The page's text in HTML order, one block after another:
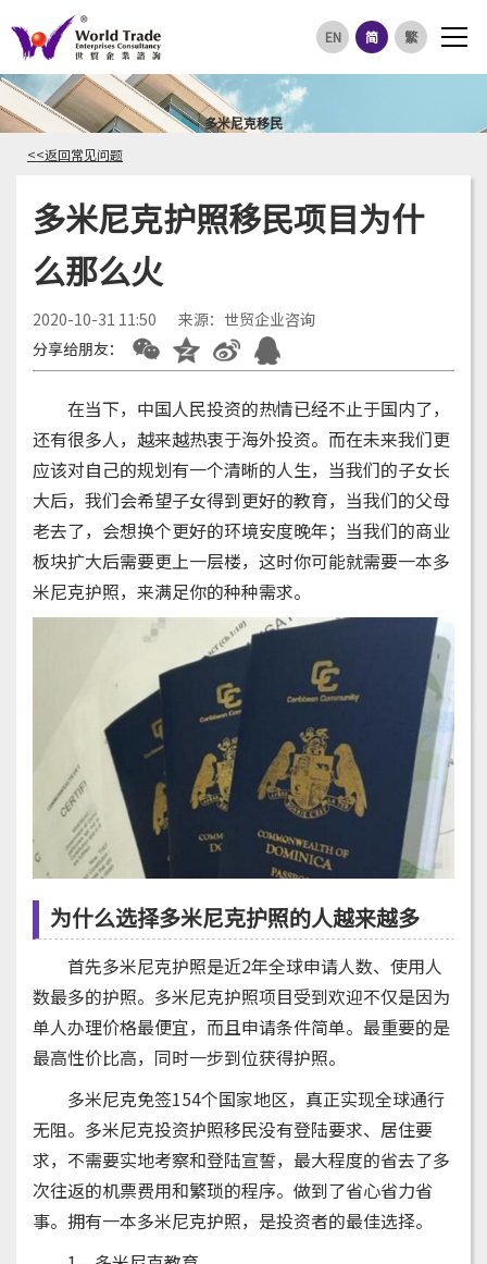
EN 简 繁
多米尼克移民
<<返回常见问题
多米尼克护照移民项目为什
么那么火
2020-10-31 11:50
来源：世贸企业咨询
分享给朋友：
在当下，中国人民投资的热情已经不止于国内了，
还有很多人，越来越热衷于海外投资。而在未来我们更
应该对自己的规划有一个清晰的人生，当我们的子女长
大后，我们会希望子女得到更好的教育，当我们的父母
老去了，会想换个更好的环境安度晚年；当我们的商业
板块扩大后需要更上一层楼，这时你可能就需要一本多
米尼克护照，来满足你的种种需求。
为什么选择多米尼克护照的人越来越多
首先多米尼克护照是近2年全球申请人数、使用人
数最多的护照。多米尼克护照项目受到欢迎不仅是因为
单人办理价格最便宜，而且申请条件简单。最重要的是
最高性价比高，同时一步到位获得护照。
多米尼克免签154个国家地区，真正实现全球通行
无阻。多米尼克投资护照移民没有登陆要求、居住要
求，不需要实地考察和登陆宣誓，最大程度的省去了多
次往返的机票费用和繁琐的程序。做到了省心省力省
事。拥有一本多米尼克护照，是投资者的最佳选择。